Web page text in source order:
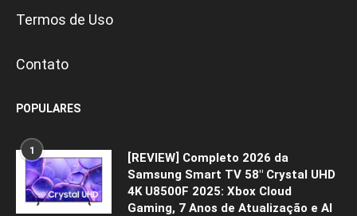
Termos de Uso
Contato
POPULARES
1
[REVIEW] Completo 2026 da
Samsung Smart TV 58″ Crystal UHD
4K U8500F 2025: Xbox Cloud
Gaming, 7 Anos de Atualização e AI